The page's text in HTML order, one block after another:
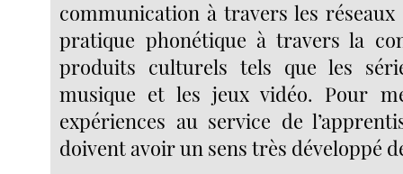
communication à travers les
pratique phonétique à travers la
produits culturels tels que les
musique et les jeux vidéo. Pour
expériences au service de
doivent avoir un sens très développé